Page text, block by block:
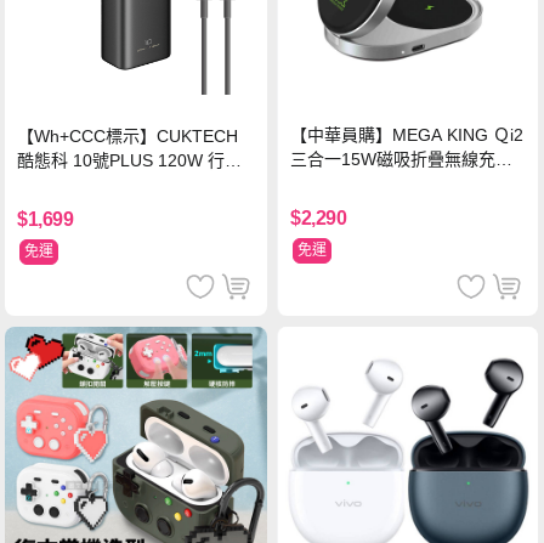
【Wh+CCC標示】CUKTECH
酷態科 10號PLUS 120W 行動
色
$1,699
免運
【中華員購】MEGA KING Ｑi2
三合一15W磁吸折疊無線充電
$2,290
免運